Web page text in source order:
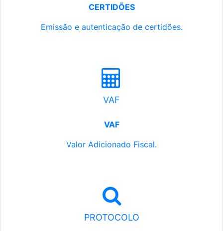
CERTIDÕES
Emissão e autenticação de certidões.
VAF
VAF
Valor Adicionado Fiscal.
PROTOCOLO